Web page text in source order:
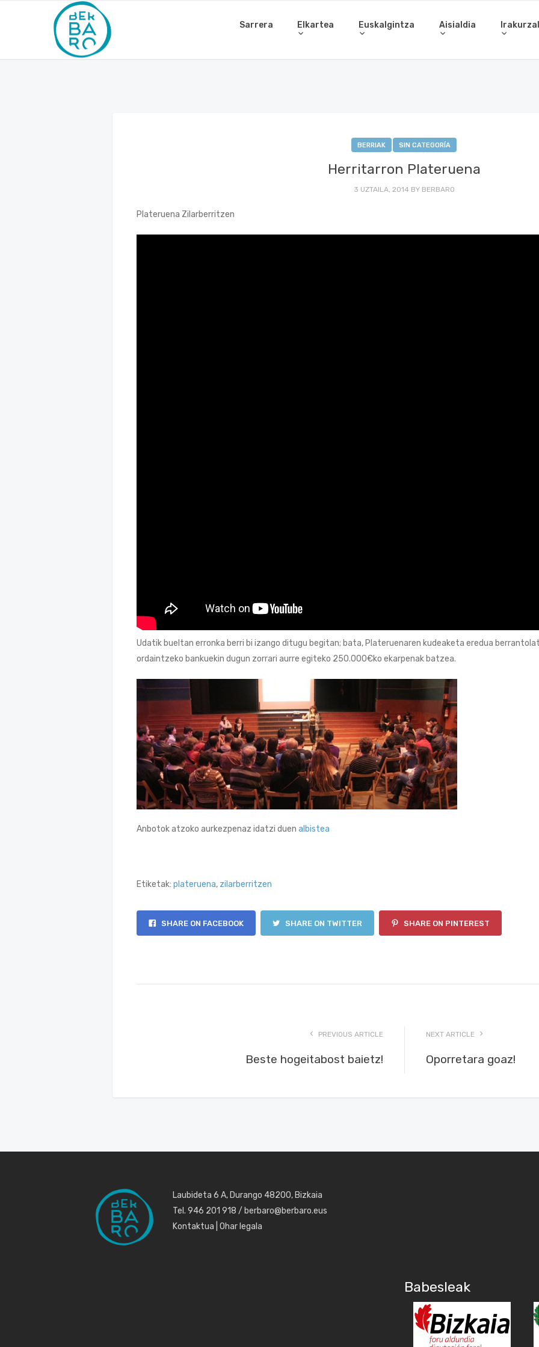
Sarrera Elkartea Euskalgintza Aisialdia
BERRIAK SIN CATEGORÍA
Herritarron Plateruena
3 UZTAILA, 2014 BY BERBARO
Plateruena Zilarberritzen
Udatik bueltan erronka berri bi izango ditugu begitan; bata, Plateruenaren kudeaketa eredua
ordaintzeko bankuekin dugun zorrari aurre egiteko 250.000€ko ekarpenak batzea.
Anbotok atzoko aurkezpenaz idatzi duen albistea
Etiketak: plateruena, zilarberritzen
SHARE ON FACEBOOK SHARE ON TWITTER SHARE ON PINTEREST
PREVIOUS ARTICLE
Beste hogeitabost baietz!
NEXT ARTICLE
Oporretara goaz!
Laubideta 6 A, Durango 48200, Bizkaia
Tel. 946 201 918 / berbaro@berbaro.eus
Kontaktua Ohar legala
Babesleak